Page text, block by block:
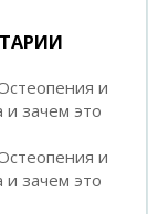
и
и зачем это
и
и зачем это